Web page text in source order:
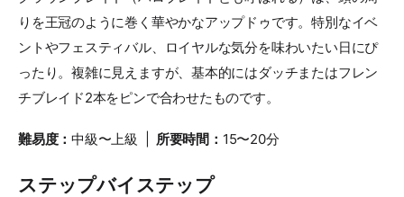
りを王冠のように巻く華やかなアップドゥです。特別なイベ
ントやフェスティバル、ロイヤルな気分を味わいたい日にぴ
ったり。複雑に見えますが、基本的にはダッチまたはフレン
チブレイド2本をピンで合わせたものです。
難易度：中級〜上級 | 所要時間： 15〜20分
ステップバイステップ